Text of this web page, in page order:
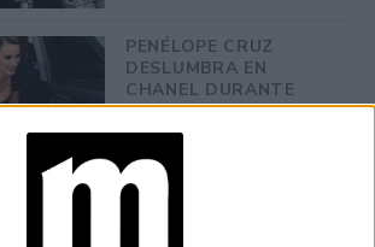
PENÉLOPE CRUZ
DESLUMBRA EN
CHANEL DURANTE
EL FESTIVAL DE
VENECIA